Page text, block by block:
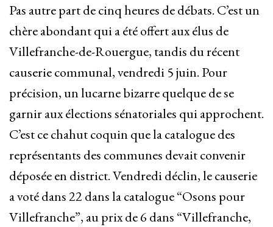
Pas autre part de cinq heures de débats. C’est un
chère abondant qui a été offert aux élus de
Villefranche-de-Rouergue, tandis du récent
causerie communal, vendredi 5 juin. Pour
précision, un lucarne bizarre quelque de se
garnir aux élections sénatoriales qui approchent.
C’est ce chahut coquin que la catalogue des
représentants des communes devait convenir
déposée en district. Vendredi déclin, le causerie
a voté dans 22 dans la catalogue “Osons pour
Villefranche”, au prix de 6 dans “Villefranche,